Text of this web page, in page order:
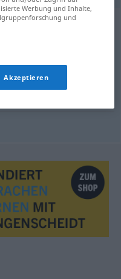
Werbung und Inhalte,
und
Akzeptieren